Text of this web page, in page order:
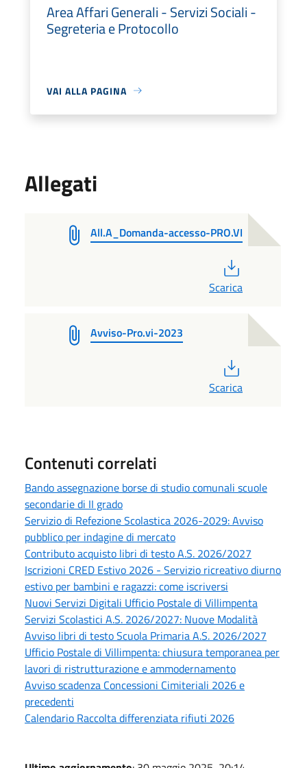
Area Affari Generali - Servizi Sociali -
Segreteria e Protocollo
VAI ALLA PAGINA
Allegati
All.A_Domanda-accesso-PRO.VI
Scarica
Avviso-Pro.vi-2023
Scarica
Contenuti correlati
Bando assegnazione borse di studio comunali scuole
secondarie di II grado
Servizio di Refezione Scolastica 2026-2029: Avviso
pubblico per indagine di mercato
Contributo acquisto libri di testo A.S. 2026/2027
Iscrizioni CRED Estivo 2026 - Servizio ricreativo diurno
estivo per bambini e ragazzi: come iscriversi
Nuovi Servizi Digitali Ufficio Postale di Villimpenta
Servizi Scolastici A.S. 2026/2027: Nuove Modalità
Avviso libri di testo Scuola Primaria A.S. 2026/2027
Ufficio Postale di Villimpenta: chiusura temporanea per
lavori di ristrutturazione e ammodernamento
Avviso scadenza Concessioni Cimiteriali 2026 e
precedenti
Calendario Raccolta differenziata rifiuti 2026